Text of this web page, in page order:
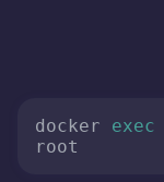
docker exec
root